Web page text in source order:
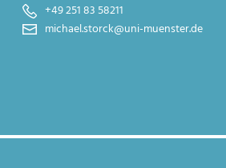
+49 251 83 58211
michael.storck@uni-muenster.de